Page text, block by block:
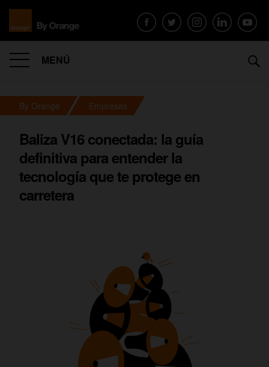
MENÚ
By Orange Empresas
Baliza V16 conectada: la guía
definitiva para entender la
tecnología que te protege en
carretera